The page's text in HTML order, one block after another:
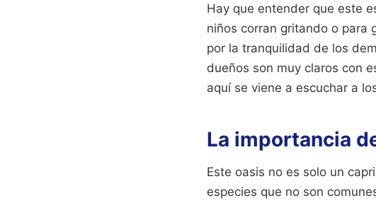
Hay que entender que este
niños corran gritando o para
por la tranquilidad de los
dueños son muy claros con
aquí se viene a escuchar a
La importancia
Este oasis no es solo un
especies que no son